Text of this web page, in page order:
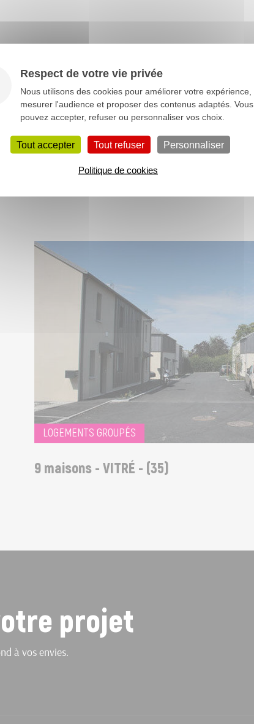
LOGEMENTS GROUPÉS
9 maisons - VITRÉ - (35)
projet
à vos envies.
Respect de votre vie privée
Nous utilisons des cookies pour améliorer votre expérience,
mesurer l'audience et proposer des contenus adaptés. Vous
pouvez accepter, refuser ou personnaliser vos choix.
Tout accepter Tout refuser Personnaliser
Politique de cookies